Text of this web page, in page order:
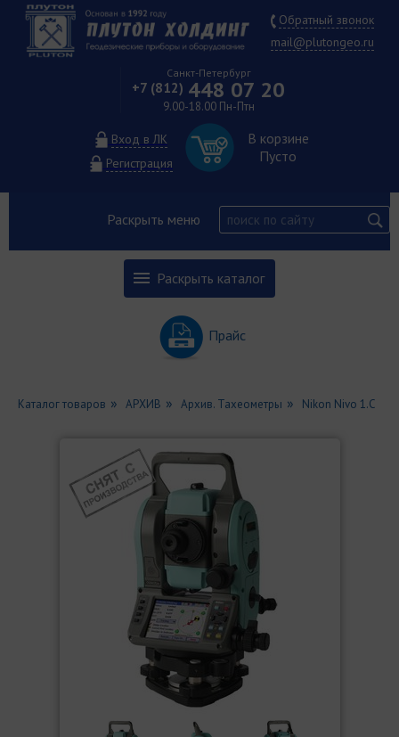
Обратный звонок
mail@plutongeo.ru
Санкт-Петербург
+7 (812) 448 07 20
9.00-18.00 Пн-Птн
Вход в ЛК
Регистрация
В корзине
Пусто
Раскрыть меню
Раскрыть каталог
Прайс
Каталог товаров АРХИВ Архив. Тахеометры Nikon Nivo 1.С